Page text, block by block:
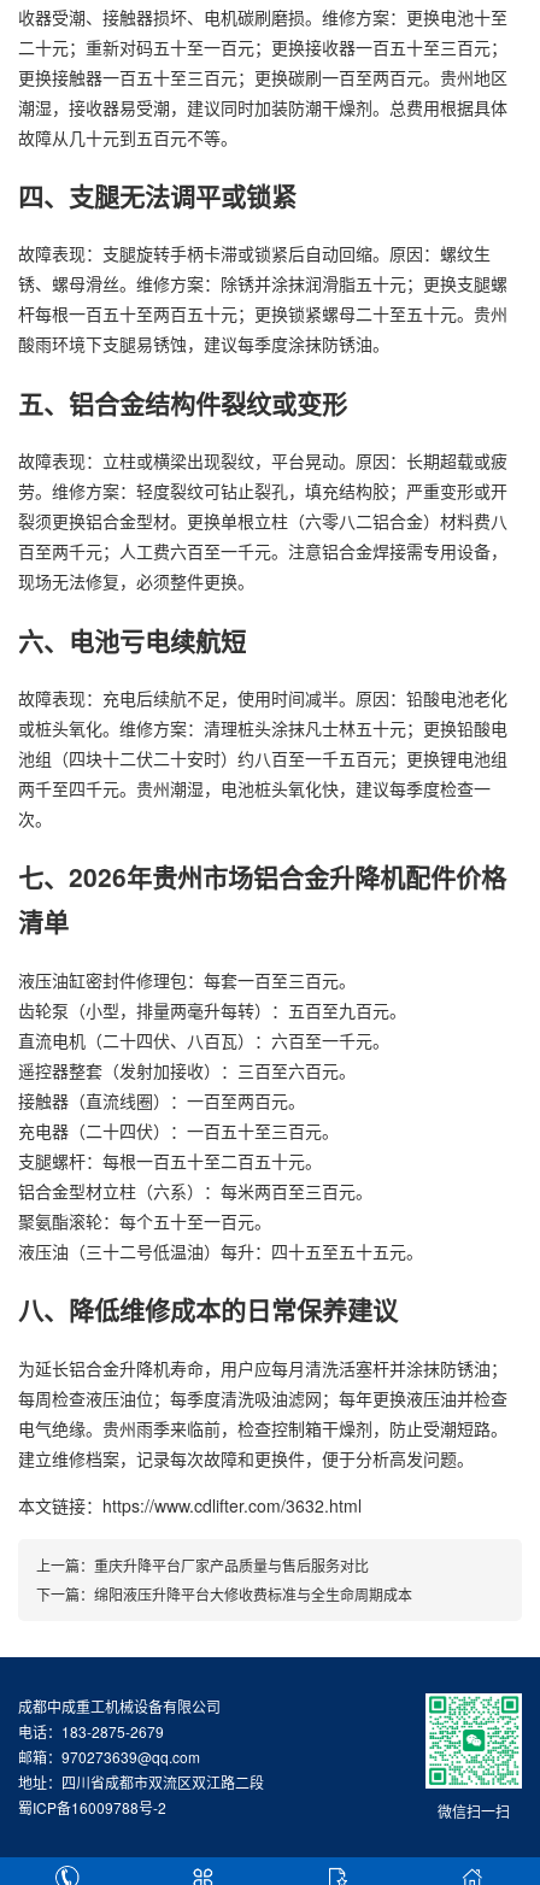
收器受潮、接触器损坏、电机碳刷磨损。维修方案：更换电池十至
二十元；重新对码五十至一百元；更换接收器一百五十至三百元；
更换接触器一百五十至三百元；更换碳刷一百至两百元。贵州地区
潮湿，接收器易受潮，建议同时加装防潮干燥剂。总费用根据具体
故障从几十元到五百元不等。
四、支腿无法调平或锁紧
故障表现：支腿旋转手柄卡滞或锁紧后自动回缩。原因：螺纹生
锈、螺母滑丝。维修方案：除锈并涂抹润滑脂五十元；更换支腿螺
杆每根一百五十至两百五十元；更换锁紧螺母二十至五十元。贵州
酸雨环境下支腿易锈蚀，建议每季度涂抹防锈油。
五、铝合金结构件裂纹或变形
故障表现：立柱或横梁出现裂纹，平台晃动。原因：长期超载或疲
劳。维修方案：轻度裂纹可钻止裂孔，填充结构胶；严重变形或开
裂须更换铝合金型材。更换单根立柱（六零八二铝合金）材料费八
百至两千元；人工费六百至一千元。注意铝合金焊接需专用设备，
现场无法修复，必须整件更换。
六、电池亏电续航短
故障表现：充电后续航不足，使用时间减半。原因：铅酸电池老化
或桩头氧化。维修方案：清理桩头涂抹凡士林五十元；更换铅酸电
池组（四块十二伏二十安时）约八百至一千五百元；更换锂电池组
两千至四千元。贵州潮湿，电池桩头氧化快，建议每季度检查一
次。
七、2026年贵州市场铝合金升降机配件价格
清单
液压油缸密封件修理包：每套一百至三百元。
齿轮泵（小型，排量两毫升每转）：五百至九百元。
直流电机（二十四伏、八百瓦）：六百至一千元。
遥控器整套（发射加接收）：三百至六百元。
接触器（直流线圈）：一百至两百元。
充电器（二十四伏）：一百五十至三百元。
支腿螺杆：每根一百五十至二百五十元。
铝合金型材立柱（六系）：每米两百至三百元。
聚氨酯滚轮：每个五十至一百元。
液压油（三十二号低温油）每升：四十五至五十五元。
八、降低维修成本的日常保养建议
为延长铝合金升降机寿命，用户应每月清洗活塞杆并涂抹防锈油；
每周检查液压油位；每季度清洗吸油滤网；每年更换液压油并检查
电气绝缘。贵州雨季来临前，检查控制箱干燥剂，防止受潮短路。
建立维修档案，记录每次故障和更换件，便于分析高发问题。
本文链接：https://www.cdlifter.com/3632.html
上一篇： 重庆升降平台厂家产品质量与售后服务对比
下一篇： 绵阳液压升降平台大修收费标准与全生命周期成本
微信扫一扫
成都中成重工机械设备有限公司
电话：183-2875-2679
邮箱：970273639@qq.com
地址：四川省成都市双流区双江路二段
蜀ICP备16009788号-2